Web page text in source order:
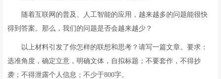
随着互联网的普及、人工智能的应用，越来越多的问题能很快
得到答案。那么，我们的问题是否会越来越少？
以上材料引发了你怎样的联想和思考？请写一篇文章。要求：
选准角度，确定立意，明确文体，自拟标题；不要套作，不得抄
袭；不得泄露个人信息；不少于800字。